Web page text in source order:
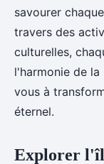
Pauline•6 janvier
savourer
travers des
culturelles,
l'harmonie de
vous à
éternel.
Explorer